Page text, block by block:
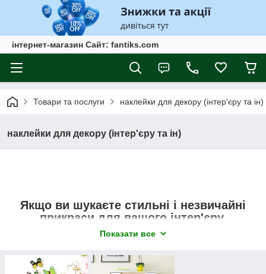
інтернет-магазин Сайт: fantiks.com
Товари та послуги наклейки для декору (інтер'єру та ін)
наклейки для декору (інтер'єру та ін)
Якщо ви шукаєте стильні і незвичайні
прикраси для вашого інтер'єру,
подарунків, аксесуарів та іншого, тоді
декор.
Показати все